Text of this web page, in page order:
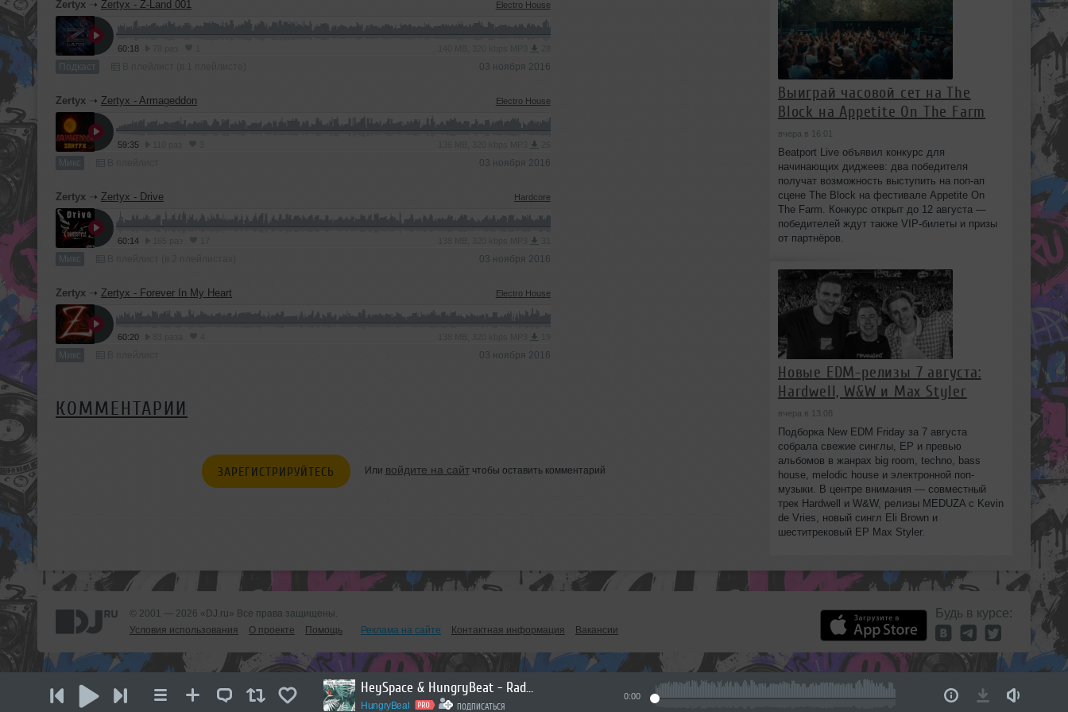
HeySpace & HungryBeat - Radiophonika #226
HungryBeat ПОДПИСАТЬСЯ
0:00
Zertyx ➝ Zertyx - Z-Land 001 Electro House
60:18
Подкаст 03 ноября 2016
Zertyx ➝ Zertyx - Armageddon Electro House
59:35
Микс 03 ноября 2016
Zertyx ➝ Zertyx - Drive Hardcore
60:14
Микс 03 ноября 2016
Zertyx ➝ Zertyx - Forever In My Heart Electro House
60:20
Микс 03 ноября 2016
КОММЕНТАРИИ
ЗАРЕГИСТРИРУЙТЕСЬ Или войдите на сайтчтобы оставить комментарий
Выиграй часовой сет на The
Block на Appetite On The Farm
вчера в 16:01
Beatport Live объявил конкурс для
начинающих диджеев: два победителя
получат возможность выступить на поп‑ап
сцене The Block на фестивале Appetite On
The Farm. Конкурс открыт до 12 августа —
победителей ждут также VIP‑билеты и призы
от партнёров.
Новые EDM-релизы 7 августа:
Hardwell, W&W и Max Styler
вчера в 13:08
Подборка New EDM Friday за 7 августа
собрала свежие синглы, EP и превью
альбомов в жанрах big room, techno, bass
house, melodic house и электронной поп-
музыки. В центре внимания — совместный
трек Hardwell и W&W, релизы MEDUZA с Kevin
de Vries, новый сингл Eli Brown и
шеститрековый EP Max Styler.
© 2001 — 2026 «DJ.ru» Все права защищены.
Условия использования
О проекте Помощь Реклама на сайте Контактная информация Вакансии
Будь в курсе: